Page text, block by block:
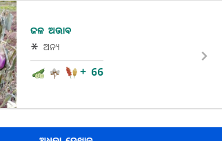
ଜଳ ଅଭାବ
ଅନ୍ୟ
+ 66